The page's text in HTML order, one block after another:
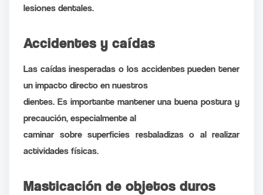
lesiones dentales.
Accidentes y caídas
Las caídas inesperadas o los accidentes pueden tener
un impacto directo en nuestros
dientes. Es importante mantener una buena postura y
precaución, especialmente al
caminar sobre superficies resbaladizas o al realizar
actividades físicas.
Masticación de objetos duros